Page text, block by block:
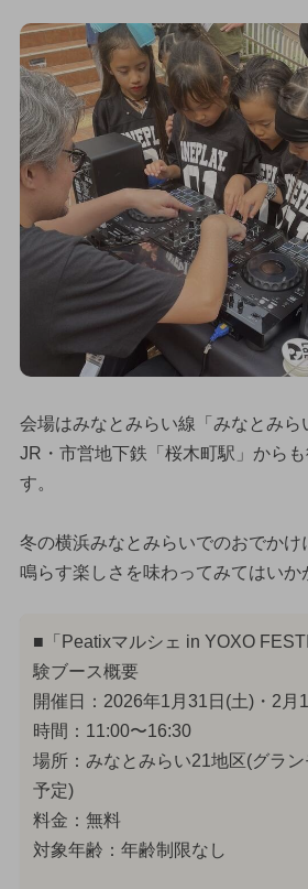
会場はみなとみらい線「みなとみら
JR・市営地下鉄「桜木町駅」から
す。
冬の横浜みなとみらいでのおでかけ
鳴らす楽しさを味わってみてはいか
■「Peatixマルシェ in YOXO
験ブース概要
開催日：2026年1月31日(土)・2月
時間：11:00〜16:30
場所：みなとみらい21地区(グラ
予定)
料金：無料
対象年齢：年齢制限なし